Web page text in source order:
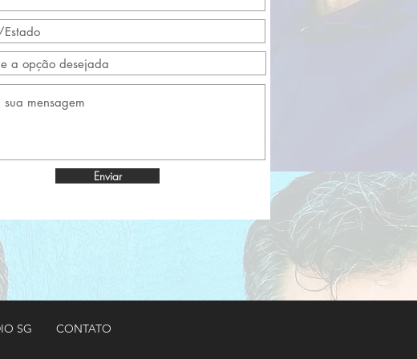
Enviar
SG CONTATO